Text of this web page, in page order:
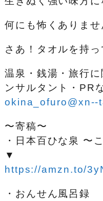
何にも怖くありませ
さあ！タオルを持
温泉・銭湯・旅行
ンサルタント・PR
okina_ofuro@xn--
〜寄稿〜
・日本百ひな泉 〜
▼
https://amzn.to/
・おんせん風呂録